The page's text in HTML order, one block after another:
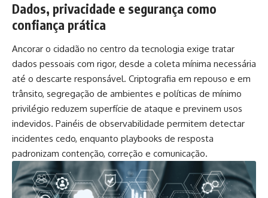
Dados, privacidade e segurança como
confiança prática
Ancorar o cidadão no centro da tecnologia exige tratar
dados pessoais com rigor, desde a coleta mínima necessária
até o descarte responsável. Criptografia em repouso e em
trânsito, segregação de ambientes e políticas de mínimo
privilégio reduzem superfície de ataque e previnem usos
indevidos. Painéis de observabilidade permitem detectar
incidentes cedo, enquanto playbooks de resposta
padronizam contenção, correção e comunicação.